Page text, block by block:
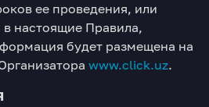
ее проведения, или
настоящие Правила,
будет размещена на
www.click.uz.